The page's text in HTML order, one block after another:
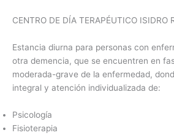
CENTRO DE DÍA TERAPÉUTICO ISIDRO
Estancia diurna para personas con
otra demencia, que se encuentren en
moderada-grave de la enfermedad,
integral y atención individualizada de:
Psicología
Fisioterapia